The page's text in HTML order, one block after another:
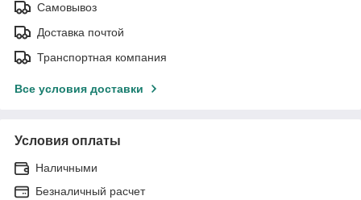
Самовывоз
Доставка почтой
Транспортная компания
Все условия доставки
Условия оплаты
Наличными
Безналичный расчет